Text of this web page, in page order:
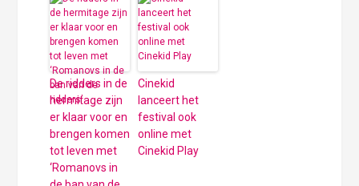
De ridders in de
hermitage zijn
er klaar voor en
brengen komen
tot leven met
‘Romanovs in
Cinekid
lanceert het
festival ook
online met
Cinekid Play